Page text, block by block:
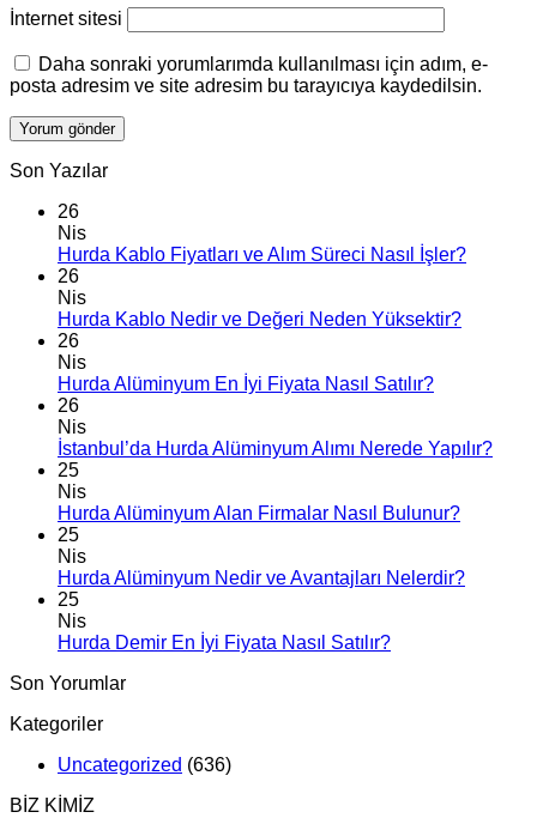
İnternet sitesi
Daha sonraki yorumlarımda kullanılması için adım, e-
posta adresim ve site adresim bu tarayıcıya kaydedilsin.
Son Yazılar
26
Nis
Hurda Kablo Fiyatları ve Alım Süreci Nasıl İşler?
26
Nis
Hurda Kablo Nedir ve Değeri Neden Yüksektir?
26
Nis
Hurda Alüminyum En İyi Fiyata Nasıl Satılır?
26
Nis
İstanbul’da Hurda Alüminyum Alımı Nerede Yapılır?
25
Nis
Hurda Alüminyum Alan Firmalar Nasıl Bulunur?
25
Nis
Hurda Alüminyum Nedir ve Avantajları Nelerdir?
25
Nis
Hurda Demir En İyi Fiyata Nasıl Satılır?
Son Yorumlar
Kategoriler
Uncategorized (636)
BİZ KİMİZ